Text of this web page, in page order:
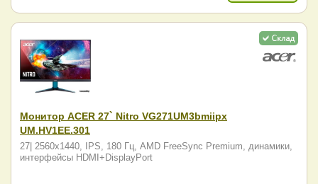
Монитор ACER 27` Nitro VG271UM3bmiipx
UM.HV1EE.301
27| 2560x1440, IPS, 180 Гц, AMD FreeSync Premium, динамики,
интерфейсы HDMI+DisplayPort